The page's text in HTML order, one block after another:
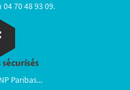
04 70 48 93 09.
Paribas...